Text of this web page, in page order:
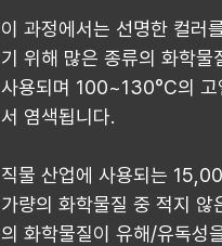
이 과정에서는 선명한 컬러
기 위해 많은 종류의 화학물
사용되며 100~130°C의 고
서 염색됩니다.
직물 산업에 사용되는
가량의 화학물질 중 적지 않
의 화학물질이 유해/유독성